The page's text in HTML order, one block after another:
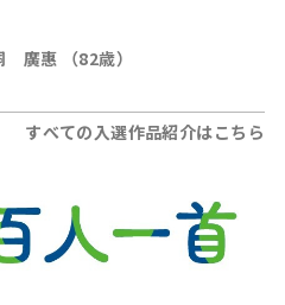
広島県 片桐 廣惠 （82歳）
すべての入選作品紹介はこちら